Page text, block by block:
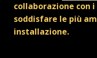
collaborazione con
soddisfare le più
installazione.